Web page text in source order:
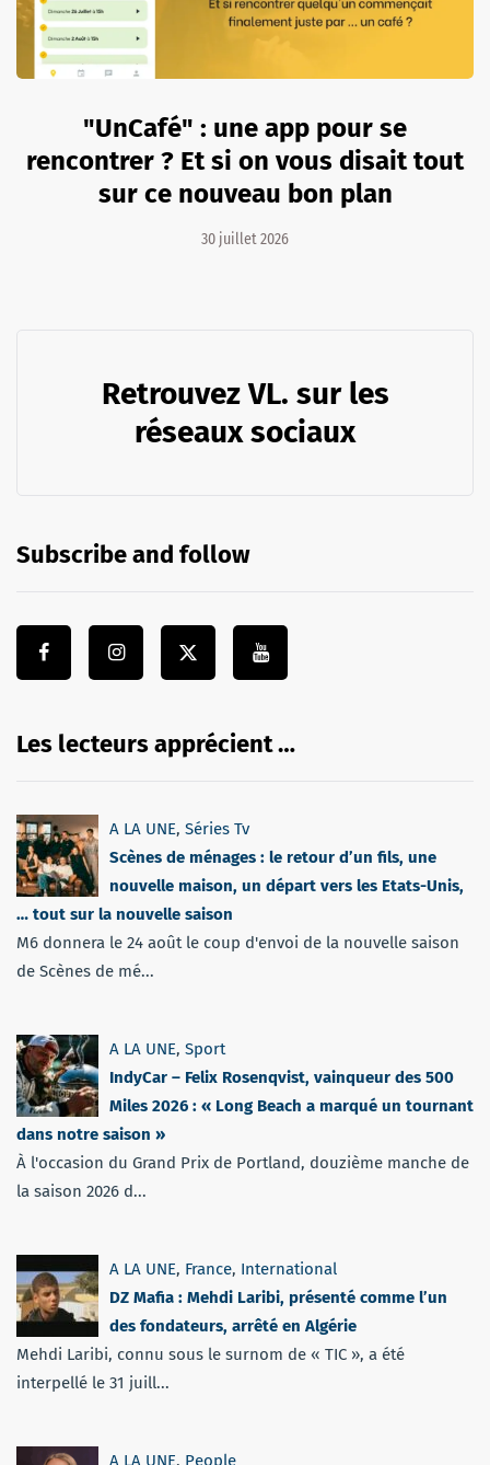
"UnCafé" : une app pour se
rencontrer ? Et si on vous disait tout
sur ce nouveau bon plan
30 juillet 2026
Retrouvez VL. sur les
réseaux sociaux
Subscribe and follow
Les lecteurs apprécient …
A LA UNE, Séries Tv
Scènes de ménages : le retour d’un fils, une
nouvelle maison, un départ vers les Etats-Unis,
… tout sur la nouvelle saison
M6 donnera le 24 août le coup d'envoi de la nouvelle saison
de Scènes de mé...
A LA UNE, Sport
IndyCar – Felix Rosenqvist, vainqueur des 500
Miles 2026 : « Long Beach a marqué un tournant
dans notre saison »
À l'occasion du Grand Prix de Portland, douzième manche de
la saison 2026 d...
A LA UNE, France, International
DZ Mafia : Mehdi Laribi, présenté comme l’un
des fondateurs, arrêté en Algérie
Mehdi Laribi, connu sous le surnom de « TIC », a été
interpellé le 31 juill...
A LA UNE, People